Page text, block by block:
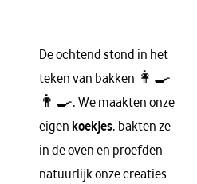
De ochtend stond in het
teken van bakken 👩‍🍳
👨‍🍳. We maakten onze
eigen koekjes, bakten ze
in de oven en proefden
natuurlijk onze creaties